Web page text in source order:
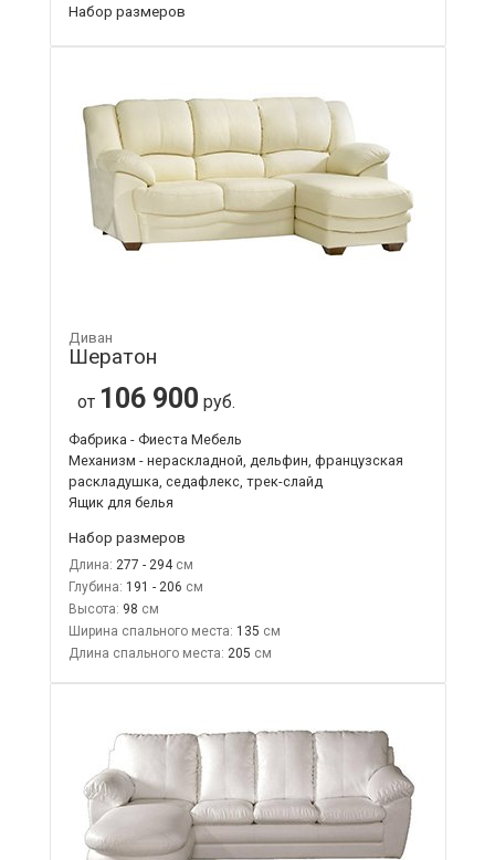
Набор размеров
Диван
Шератон
от 106 900 руб.
Фабрика - Фиеста Мебель
Механизм - нераскладной, дельфин, французская
раскладушка, седафлекс, трек-слайд
Ящик для белья
Набор размеров
Длина: 277 - 294
Глубина: 191 - 206
Высота: 98
Ширина спального места: 135
Длина спального места: 205